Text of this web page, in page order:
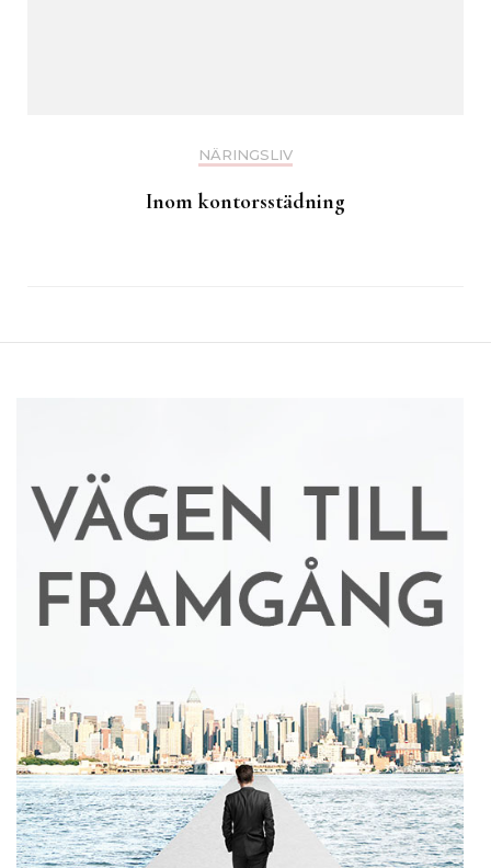
NÄRINGSLIV
Inom kontorsstädning